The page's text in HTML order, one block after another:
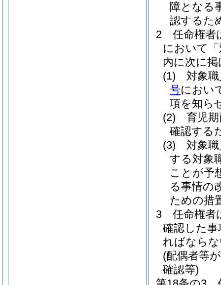
障となる
認するた
2
任命権者
において
内に次に
(1)
対象
号におい
項を知ら
(2)
育児
確認する
(3)
対象
する対象
ことが予
る事情の
ための措
3
任命権者
確認した
ればなら
(配偶者等
確認等)